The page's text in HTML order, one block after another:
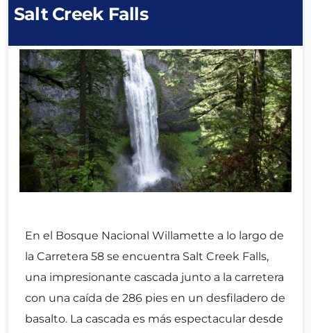
Salt Creek Falls
En el Bosque Nacional Willamette a lo largo de
la Carretera 58 se encuentra Salt Creek Falls,
una impresionante cascada junto a la carretera
con una caída de 286 pies en un desfiladero de
basalto. La cascada es más espectacular desde